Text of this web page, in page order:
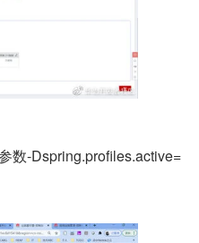
数-Dspring.profiles.active=